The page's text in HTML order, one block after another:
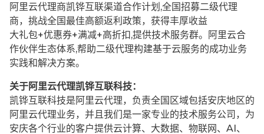
阿里云代理商凯铧互联渠道合作计划,全国招募二级代理
商，挑战全国最佳高额返利政策，获得丰厚收益
大礼包+优惠券+满减+高折扣,提供技术服务群。阿里云合
作伙伴生态体系,帮助二级代理构建基于云服务的成功业务
实践和解决方案。
关于阿里云代理凯铧互联科技：
凯铧互联科技是阿里云代理，负责全国区域包括安庆地区的
阿里云代理业务，并且我们是一家专业的技术服务公司，为
安庆各个行业的客户提供云计算、大数据、物联网、AI、